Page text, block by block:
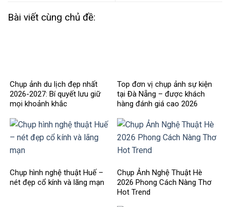
Bài viết cùng chủ đề:
Chụp ảnh du lịch đẹp nhất
2026-2027: Bí quyết lưu giữ
mọi khoảnh khắc
Top đơn vị chụp ảnh sự kiện
tại Đà Nẵng – được khách
hàng đánh giá cao 2026
Chụp hình nghệ thuật Huế –
nét đẹp cổ kính và lãng mạn
Chụp Ảnh Nghệ Thuật Hè
2026 Phong Cách Nàng Thơ
Hot Trend